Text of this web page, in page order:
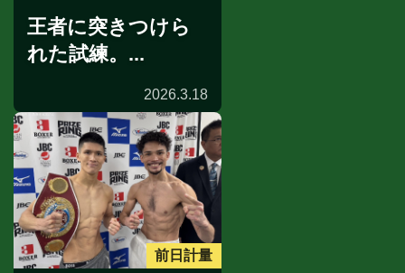
王者に突きつけら
れた試練。...
2026.3.18
前日計量